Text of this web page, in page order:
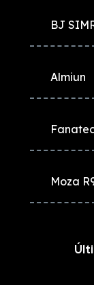
BJ
Almiun
Moza